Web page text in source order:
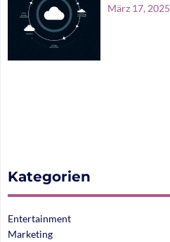
März 17, 2025
Kategorien
Entertainment
Marketing